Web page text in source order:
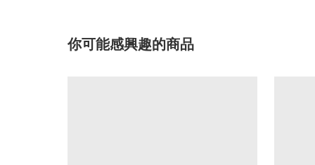
你可能感興趣的商品